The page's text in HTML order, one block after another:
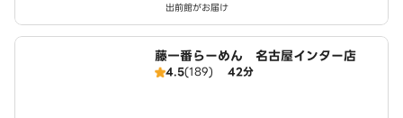
出前館がお届け
藤一番らーめん 名古屋インター店
4.5(189) 42分